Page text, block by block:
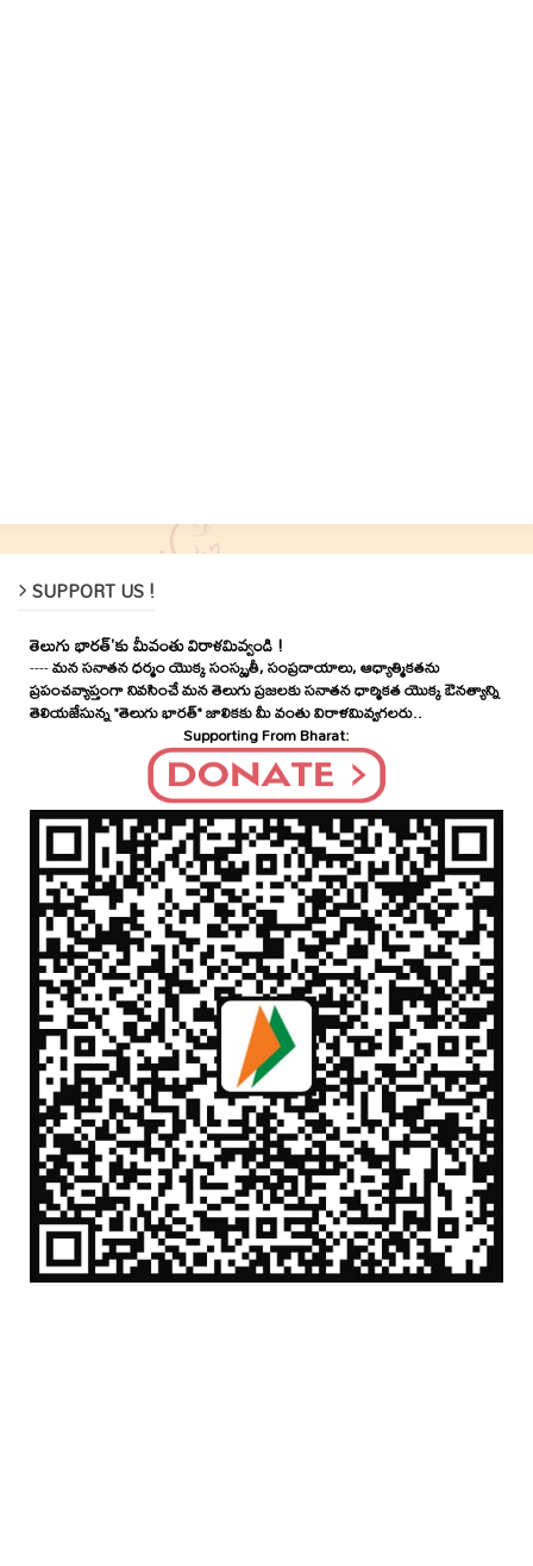
SUPPORT US !
తెలుగు భారత్'కు మీవంతు విరాళమివ్వండి !
----మన సనాతన ధర్మం యొక్క సంస్కృతీ, సంప్రదాయాలు, ఆధ్యాత్మికతను
ప్రపంచవ్యాప్తంగా నివసించే మన తెలుగు ప్రజలకు సనాతన ధార్మికత యొక్క ఔనత్యాన్ని
తెలియజేసున్న "తెలుగు భారత్" జాలికకు మీ వంతు విరాళమివ్వగలరు..
Supporting From Bharat: